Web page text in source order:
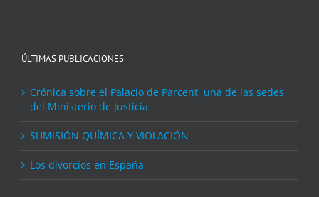
ÚLTIMAS PUBLICACIONES
Crónica sobre el Palacio de Parcent, una de las sedes
del Ministerio de Justicia
SUMISIÓN QUÍMICA Y VIOLACIÓN
Los divorcios en España